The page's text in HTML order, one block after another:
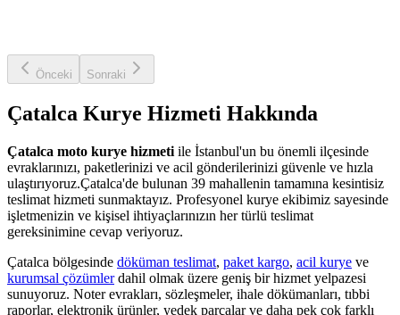
Önceki Sonraki
Çatalca Kurye Hizmeti Hakkında
Çatalca moto kurye hizmeti ile İstanbul'un bu önemli ilçesinde
evraklarınızı, paketlerinizi ve acil gönderilerinizi güvenle ve hızla
ulaştırıyoruz.Çatalca'de bulunan 39 mahallenin tamamına kesintisiz
teslimat hizmeti sunmaktayız. Profesyonel kurye ekibimiz sayesinde
işletmenizin ve kişisel ihtiyaçlarınızın her türlü teslimat
gereksinimine cevap veriyoruz.
Çatalca bölgesinde döküman teslimat, paket kargo, acil kurye ve
kurumsal çözümlerdahil olmak üzere geniş bir hizmet yelpazesi
sunuyoruz. Noter evrakları, sözleşmeler, ihale dökümanları, tıbbi
raporlar, elektronik ürünler, yedek parçalar ve daha pek çok farklı